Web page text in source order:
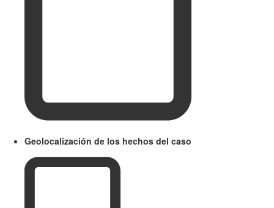
Geolocalización de los hechos del caso